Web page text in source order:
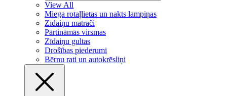
View All
Miega rotaļlietas un nakts lampiņas
Zīdaiņu matrači
Pārtināmās virsmas
Zīdaiņu gultas
Drošības piederumi
Bērnu rati un autokrēsliņi